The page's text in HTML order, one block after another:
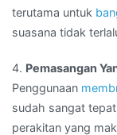
terutama untuk
suasana tidak
4. Pemasangan
Penggunaan
sudah sangat
perakitan yang